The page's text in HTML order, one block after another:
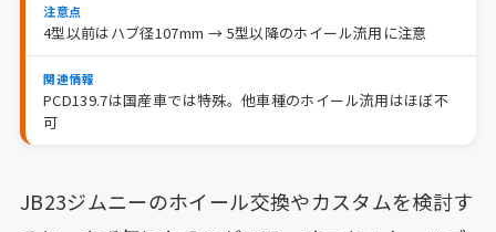
注意点
4型以前はハブ径107mm → 5型以降のホイール流用に注意
関連情報
PCD139.7は国産車では特殊。他車種のホイール流用はほぼ不
可
JB23ジムニーのホイール交換やカスタムを検討す